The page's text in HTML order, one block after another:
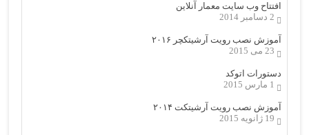
افتتاح وب سایت معمار آنلاین
2 دسامبر 2014
آموزش نصب رویت آرشیتکچر ۲۰۱۶
23 می 2015
دستورات اتوکد
1 مارس 2015
آموزش نصب رویت آرشیتکت ۲۰۱۴
19 ژانویه 2015